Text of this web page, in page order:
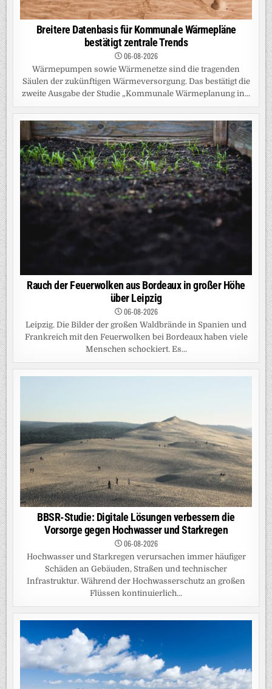
Breitere Datenbasis für Kommunale Wärmepläne
bestätigt zentrale Trends
06-08-2026
Wärmepumpen sowie Wärmenetze sind die tragenden
Säulen der zukünftigen Wärmeversorgung. Das bestätigt die
zweite Ausgabe der Studie „Kommunale Wärmeplanung in...
Rauch der Feuerwolken aus Bordeaux in großer Höhe
über Leipzig
06-08-2026
Leipzig. Die Bilder der großen Waldbrände in Spanien und
Frankreich mit den Feuerwolken bei Bordeaux haben viele
Menschen schockiert. Es...
BBSR-Studie: Digitale Lösungen verbessern die
Vorsorge gegen Hochwasser und Starkregen
06-08-2026
Hochwasser und Starkregen verursachen immer häufiger
Schäden an Gebäuden, Straßen und technischer
Infrastruktur. Während der Hochwasserschutz an großen
Flüssen kontinuierlich...